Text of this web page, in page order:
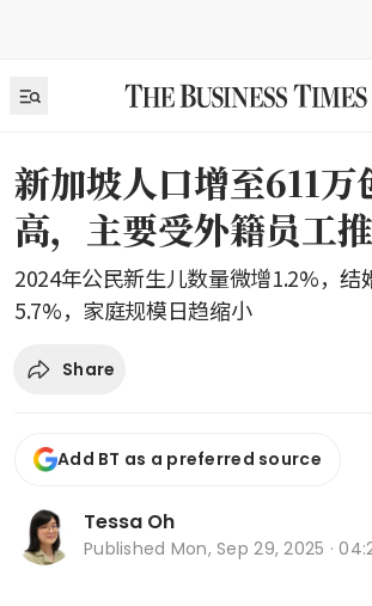
新加坡人口增至611万
高，主要受外籍员工
2024年公民新生儿数量微增1.2%，结
5.7%，家庭规模日趋缩小
Share
Add BT as a preferred source
Tessa Oh
Published Mon, Sep 29, 2025 ·